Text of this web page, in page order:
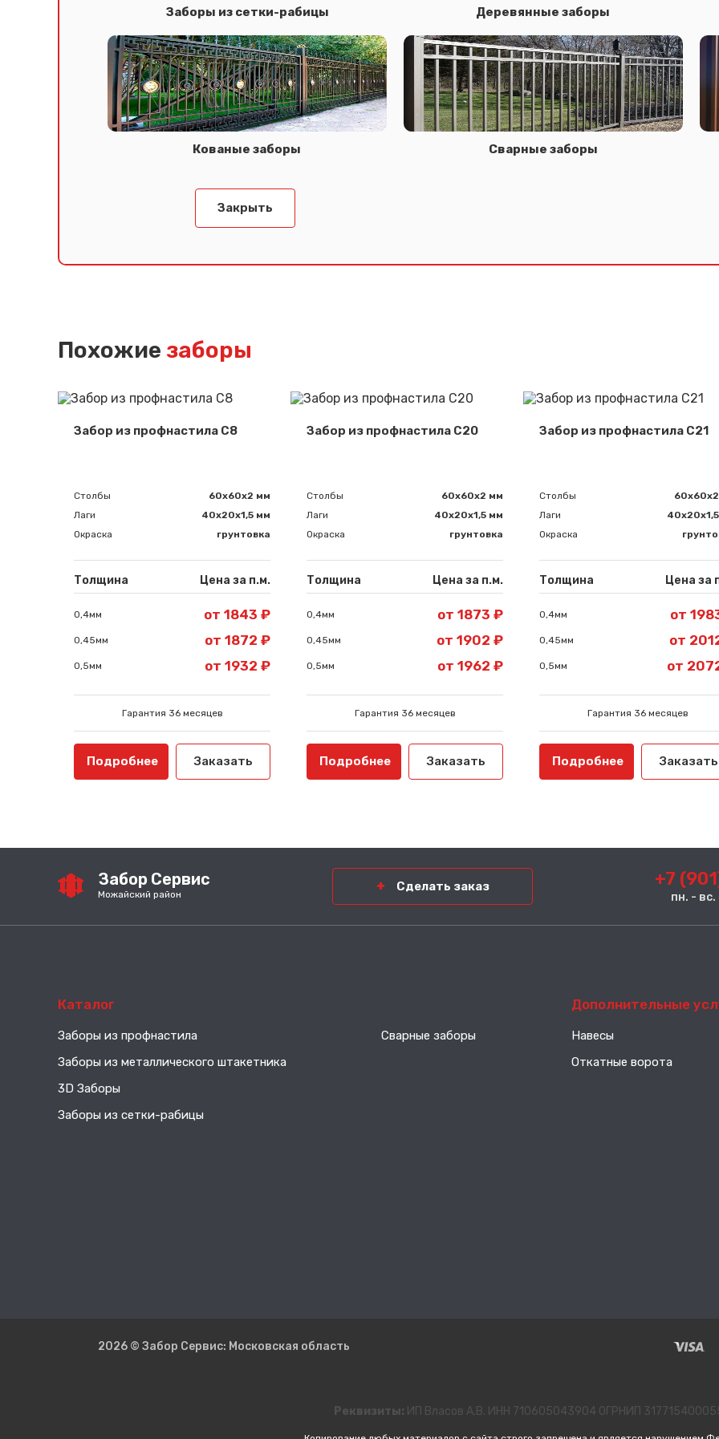
Заборы из сетки-рабицы Деревянные заборы
Кованые заборы Сварные заборы
Закрыть
Похожие заборы
Забор из профнастила С8
Столбы
60х60х2 мм
Лаги
40х20х1,5 мм
Окраска
грунтовка
Толщина Цена за п.м.
0,4мм от 1843 ₽
0,45мм от 1872 ₽
0,5мм от 1932 ₽
Гарантия 36 месяцев
Подробнее Заказать
Забор из профнастила С20
Столбы
60х60х2 мм
Лаги
40х20х1,5 мм
Окраска
грунтовка
Толщина Цена за п.м.
0,4мм от 1873 ₽
0,45мм от 1902 ₽
0,5мм от 1962 ₽
Гарантия 36 месяцев
Подробнее Заказать
Забор из профнастила С21
Столбы
Лаги
Окраска
Толщина Цена за
0,4мм от
0,45мм от
0,5мм от
Гарантия 36 месяцев
Подробнее Заказать
Забор Сервис
Можайский район
Сделать заказ +7
пн. -
Каталог
Заборы из профнастила
Заборы из металлического штакетника
3D Заборы
Заборы из сетки-рабицы
Сварные заборы
Дополнительные
Навесы
Откатные ворота
2026 © Забор Сервис: Московская область
Реквизиты: ИП Власов А.В. ИНН 710605043904 ОГРНИП